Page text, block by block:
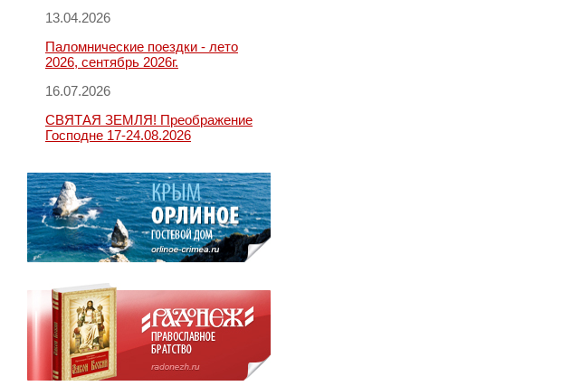
13.04.2026
Паломнические поездки - лето
2026, сентябрь 2026г.
16.07.2026
СВЯТАЯ ЗЕМЛЯ! Преображение
Господне 17-24.08.2026